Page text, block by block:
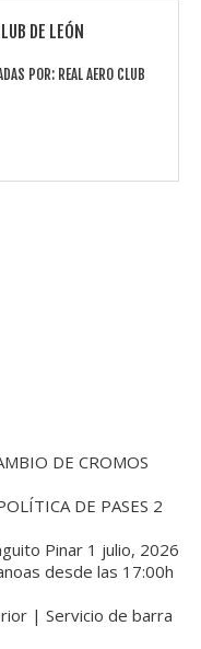
DE LEÓN
POR: REAL AERO CLUB
DE CROMOS
DE PASES 2
Pinar 1 julio, 2026
desde las 17:00h
| Servicio de barra